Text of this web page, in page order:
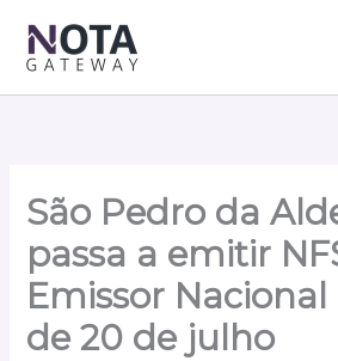
para
conteúdo
São Pedro da
passa a emitir
Emissor
de 20 de julho